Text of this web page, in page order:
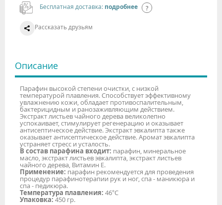
Бесплатная доставка: подробнее
Рассказать друзьям
Описание
Парафин высокой степени очистки, с низкой
температурой плавления. Способствует эффективному
увлажнению кожи, обладает противоспалительным,
бактерицидным и ранозаживляющим действием.
Экстракт листьев чайного дерева великолепно
успокаивает, стимулирует регенерацию и оказывает
антисептическое действие. Экстракт эвкалипта также
оказывает антисептическое действие. Аромат эвкалипта
устраняет стресс и усталость.
В состав парафина входит: парафин, минеральное
масло, экстракт листьев эвкалипта, экстракт листьев
чайного дерева, Витамин Е.
Применение: парафин рекомендуется для проведения
процедур парафинотерапии рук и ног, спа - маникюра и
спа - педикюра.
Температура плавления: 46°С
Упаковка: 450 гр.